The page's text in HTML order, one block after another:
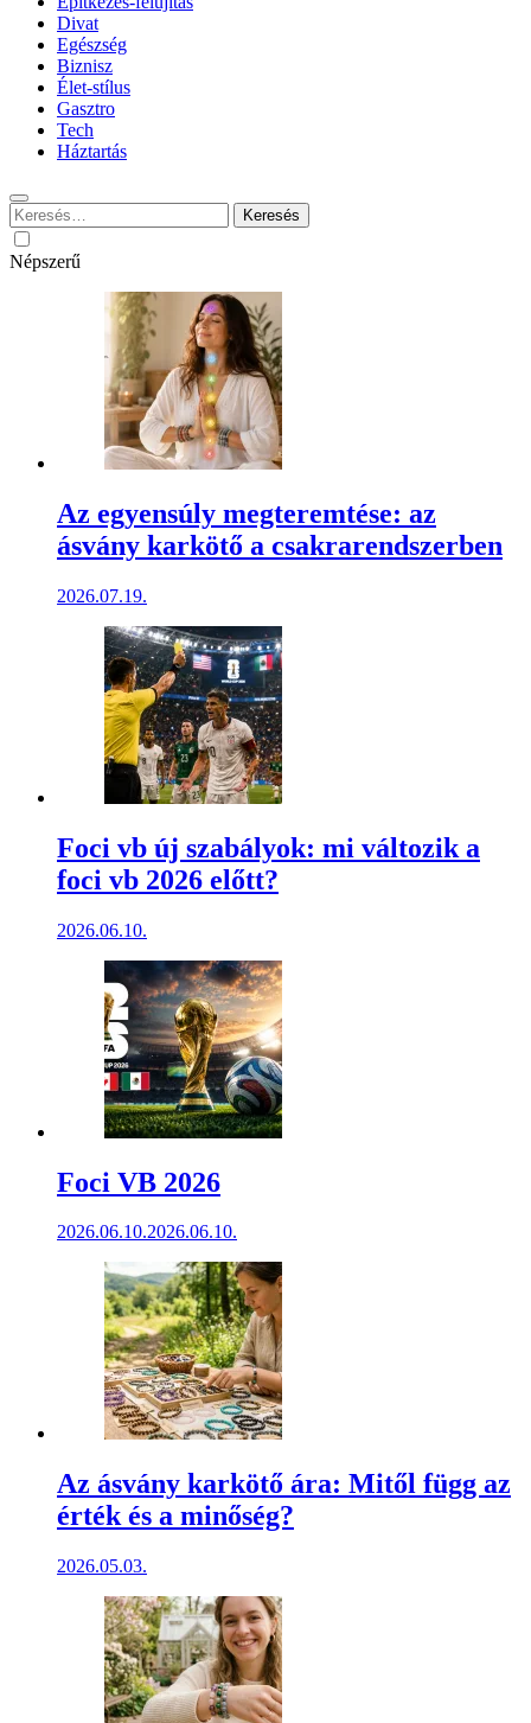
Divat
Egészség
Biznisz
Élet-stílus
Gasztro
Tech
Háztartás
Keresés:
Népszerű
Az egyensúly megteremtése: az
ásvány karkötő a csakrarendszerben
2026.07.19.
Foci vb új szabályok: mi változik a
foci vb 2026 előtt?
2026.06.10.
Foci VB 2026
2026.06.10.2026.06.10.
Az ásvány karkötő ára: Mitől függ az
érték és a minőség?
2026.05.03.